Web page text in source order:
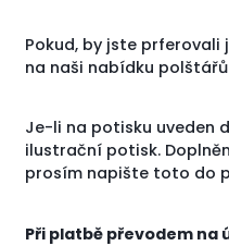
Pokud, by jste
na naši nabídku
Je-li na potisku uveden
ilustrační potisk.
prosím napište toto do
Při platbě převodem na